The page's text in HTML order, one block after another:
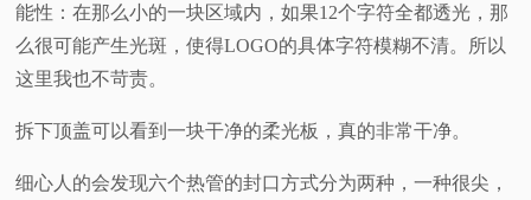
能性：在那么小的一块区域内，如果12个字符全都透光，那
么很可能产生光斑，使得LOGO的具体字符模糊不清。所以
这里我也不苛责。
拆下顶盖可以看到一块干净的柔光板，真的非常干净。
细心人的会发现六个热管的封口方式分为两种，一种很尖，